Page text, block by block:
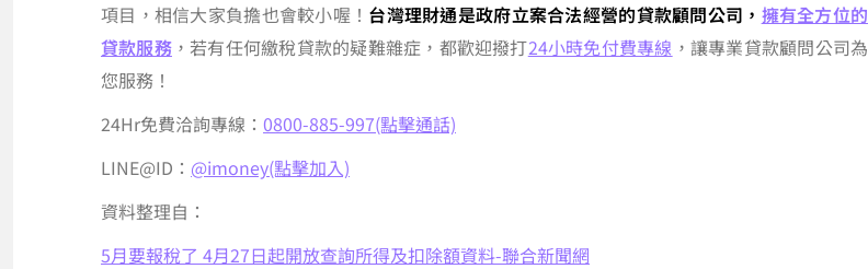
項目，相信大家負擔也會較小喔！ 台灣理財通是政府立案合法經營的貸款顧問公司， 擁有全方位的
貸款服務，若有任何繳稅貸款的疑難雜症，都歡迎撥打24小時免付費專線 ，讓專業貸款顧問公司為
您服務！
24Hr免費洽詢專線：0800-885-997(點擊通話)
LINE@ID： @imoney(點擊加入)
資料整理自：
5月要報稅了 4月27日起開放查詢所得及扣除額資料-聯合新聞網